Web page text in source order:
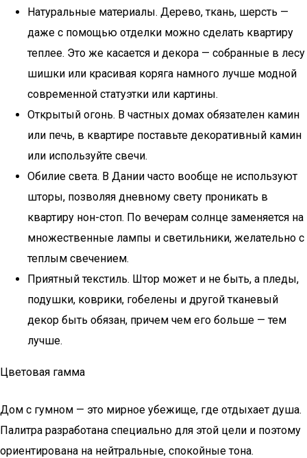
Натуральные материалы. Дерево, ткань, шерсть —
даже с помощью отделки можно сделать квартиру
теплее. Это же касается и декора — собранные в лесу
шишки или красивая коряга намного лучше модной
современной статуэтки или картины.
Открытый огонь. В частных домах обязателен камин
или печь, в квартире поставьте декоративный камин
или используйте свечи.
Обилие света. В Дании часто вообще не используют
шторы, позволяя дневному свету проникать в
квартиру нон-стоп. По вечерам солнце заменяется на
множественные лампы и светильники, желательно с
теплым свечением.
Приятный текстиль. Штор может и не быть, а пледы,
подушки, коврики, гобелены и другой тканевый
декор быть обязан, причем чем его больше — тем
лучше.
Цветовая гамма
Дом с гумном — это мирное убежище, где отдыхает душа.
Палитра разработана специально для этой цели и поэтому
ориентирована на нейтральные, спокойные тона.